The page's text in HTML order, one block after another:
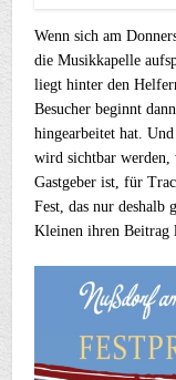
Wenn sich am
die Musikkapelle
liegt hinter den
Besucher beginnt
hingearbeitet hat. Und
wird sichtbar
Gastgeber ist, für
Fest, das nur deshalb
Kleinen ihren Beitrag